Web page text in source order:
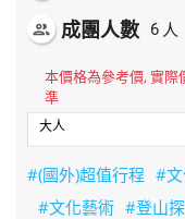
people 成團人數 6 人
本價格為參考價, 實際
準
#(國外)超值行程 #
#文化藝術 #登山